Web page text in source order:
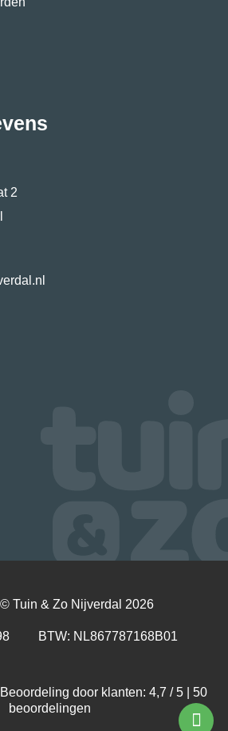
2
© Tuin & Zo Nijverdal 2026
BTW: NL867787168B01
Beoordeling door klanten: 4,7 / 5 | 50
beoordelingen